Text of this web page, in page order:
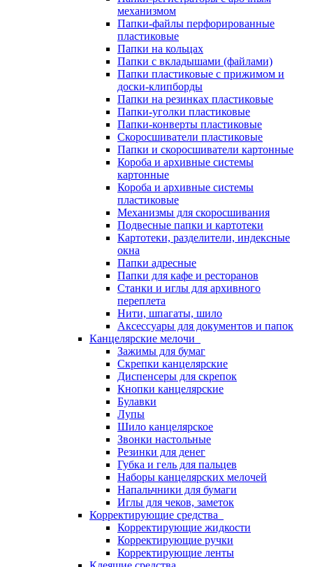
механизмом
Папки-файлы перфорированные
пластиковые
Папки на кольцах
Папки с вкладышами (файлами)
Папки пластиковые с прижимом и
доски-клипборды
Папки на резинках пластиковые
Папки-уголки пластиковые
Папки-конверты пластиковые
Скоросшиватели пластиковые
Папки и скоросшиватели картонные
Короба и архивные системы
картонные
Короба и архивные системы
пластиковые
Механизмы для скоросшивания
Подвесные папки и картотеки
Картотеки, разделители, индексные
окна
Папки адресные
Папки для кафе и ресторанов
Станки и иглы для архивного
переплета
Нити, шпагаты, шило
Аксессуары для документов и папок
Канцелярские мелочи
Зажимы для бумаг
Скрепки канцелярские
Диспенсеры для скрепок
Кнопки канцелярские
Булавки
Лупы
Шило канцелярское
Звонки настольные
Резинки для денег
Губка и гель для пальцев
Наборы канцелярских мелочей
Напальчники для бумаги
Иглы для чеков, заметок
Корректирующие средства
Корректирующие жидкости
Корректирующие ручки
Корректирующие ленты